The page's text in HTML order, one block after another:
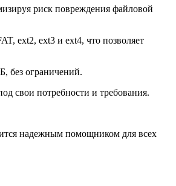
риск повреждения файловой
ext2, ext3 и ext4, что позволяет
без ограничений.
свои потребности и требования.
надежным помощником для всех